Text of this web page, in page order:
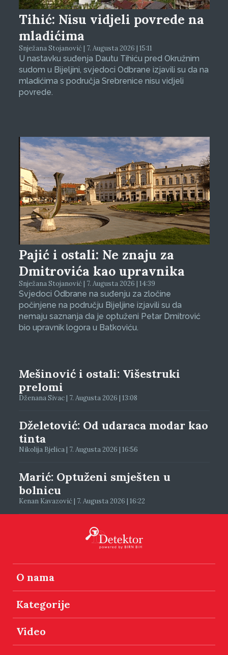
Tihić: Nisu vidjeli povrede na
mladićima
Snježana Stojanović | 7. Augusta 2026 | 15:11
U nastavku suđenja Dautu Tihiću pred Okružnim
sudom u Bijeljini, svjedoci Odbrane izjavili su da na
mladićima s područja Srebrenice nisu vidjeli
povrede.
Pajić i ostali: Ne znaju za
Dmitrovića kao upravnika
Snježana Stojanović | 7. Augusta 2026 | 14:39
Svjedoci Odbrane na suđenju za zločine
počinjene na području Bijeljine izjavili su da
nemaju saznanja da je optuženi Petar Dmitrović
bio upravnik logora u Batkoviću.
Mešinović i ostali: Višestruki
prelomi
Dženana Sivac | 7. Augusta 2026 | 13:08
Dželetović: Od udaraca modar kao
tinta
Nikolija Bjelica | 7. Augusta 2026 | 16:56
Marić: Optuženi smješten u
bolnicu
Kenan Kavazović | 7. Augusta 2026 | 16:22
O nama
Kategorije
Video